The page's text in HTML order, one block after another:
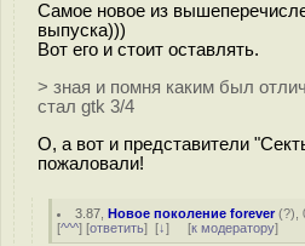
Самое новое из
выпуска)))
Вот его и стоит оставлять.
> зная и помня каким был
стал gtk 3/4
О, а вот и представители
пожаловали!
3.87 ,Новое поколение forever(?),
[^^^] [ответить] [↓] [к модератору]